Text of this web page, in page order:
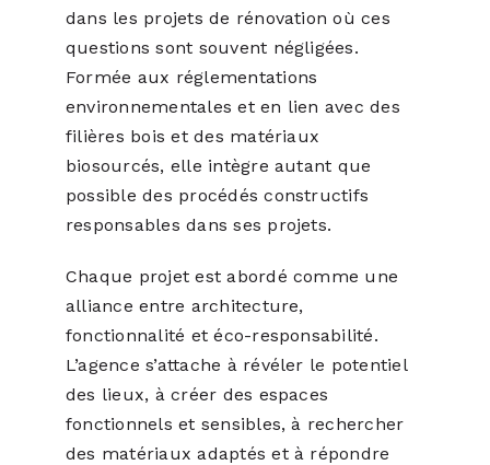
dans les projets de rénovation où ces
questions sont souvent négligées.
Formée aux réglementations
environnementales et en lien avec des
filières bois et des matériaux
biosourcés, elle intègre autant que
possible des procédés constructifs
responsables dans ses projets.
Chaque projet est abordé comme une
alliance entre architecture,
fonctionnalité et éco-responsabilité.
L’agence s’attache à révéler le potentiel
des lieux, à créer des espaces
fonctionnels et sensibles, à rechercher
des matériaux adaptés et à répondre